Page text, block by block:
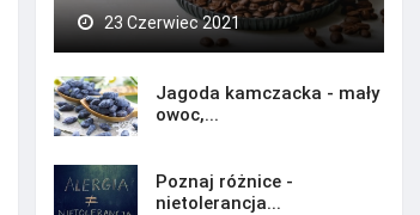
23 Czerwiec 2021
Jagoda kamczacka - mały
owoc,...
Poznaj różnice -
nietolerancja...